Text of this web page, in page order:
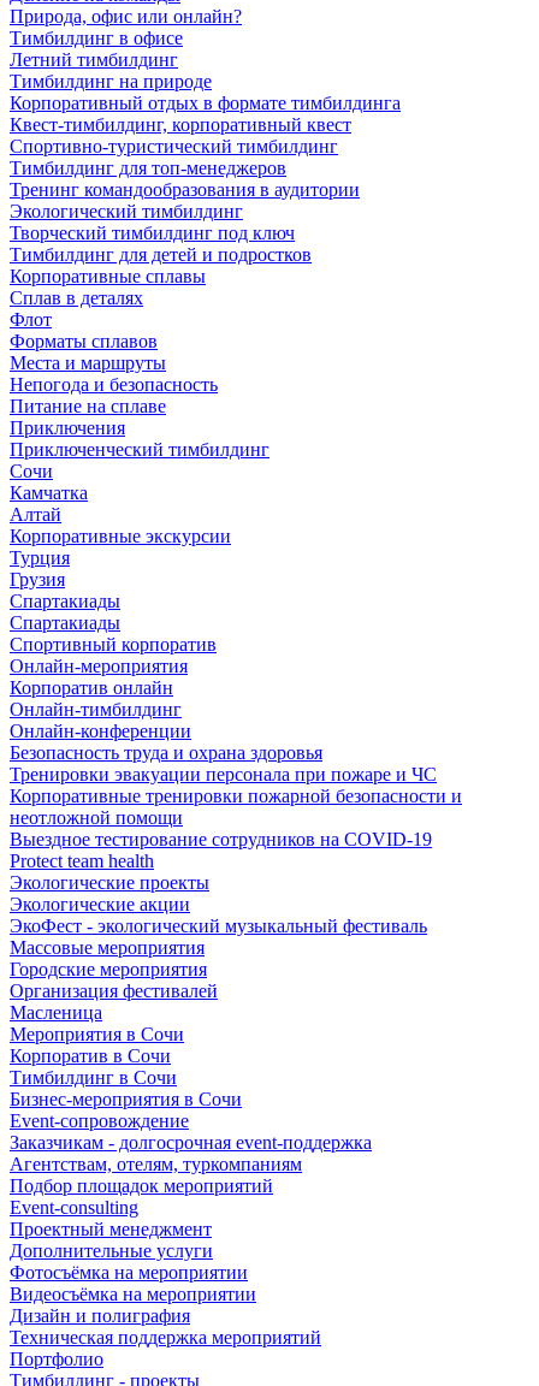
Природа, офис или онлайн?
Тимбилдинг в офисе
Летний тимбилдинг
Тимбилдинг на природе
Корпоративный отдых в формате тимбилдинга
Квест-тимбилдинг, корпоративный квест
Спортивно-туристический тимбилдинг
Тимбилдинг для топ-менеджеров
Тренинг командообразования в аудитории
Экологический тимбилдинг
Творческий тимбилдинг под ключ
Тимбилдинг для детей и подростков
Корпоративные сплавы
Сплав в деталях
Флот
Форматы сплавов
Места и маршруты
Непогода и безопасность
Питание на сплаве
Приключения
Приключенческий тимбилдинг
Сочи
Камчатка
Алтай
Корпоративные экскурсии
Турция
Грузия
Спартакиады
Спартакиады
Спортивный корпоратив
Онлайн-мероприятия
Корпоратив онлайн
Онлайн-тимбилдинг
Онлайн-конференции
Безопасность труда и охрана здоровья
Тренировки эвакуации персонала при пожаре и ЧС
Корпоративные тренировки пожарной безопасности и
неотложной помощи
Выездное тестирование сотрудников на COVID-19
Protect team health
Экологические проекты
Экологические акции
ЭкоФест - экологический музыкальный фестиваль
Массовые мероприятия
Городские мероприятия
Организация фестивалей
Масленица
Мероприятия в Сочи
Корпоратив в Сочи
Тимбилдинг в Сочи
Бизнес-мероприятия в Сочи
Event-сопровождение
Заказчикам - долгосрочная event-поддержка
Агентствам, отелям, туркомпаниям
Подбор площадок мероприятий
Event-consulting
Проектный менеджмент
Дополнительные услуги
Фотосъёмка на мероприятии
Видеосъёмка на мероприятии
Дизайн и полиграфия
Техническая поддержка мероприятий
Портфолио
Тимбилдинг - проекты